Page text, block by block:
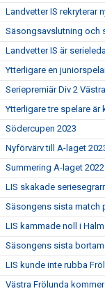
Landvetter IS rekryterar
Säsongsavslutning och
Landvetter IS är
Ytterligare en
Seriepremiär Div 2
Ytterligare tre spelare är
Södercupen 2023
Nyförvärv till A-laget
Summering A-laget 2022
LIS skakade
Säsongens sista match
LIS kammade noll i
Säsongens sista
LIS kunde inte rubba
Västra Frölunda